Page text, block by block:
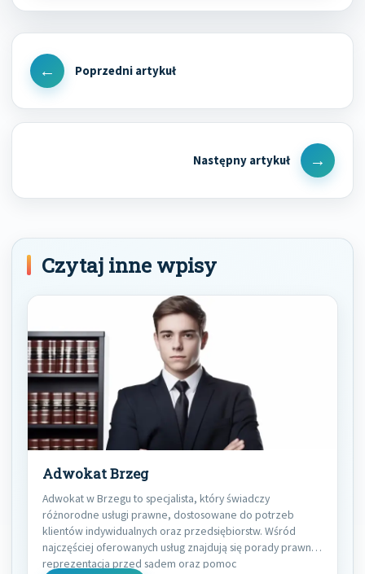
Nawigacja
wpisu
Previous
Next
Post
Czytaj inne wpisy
Adwokat Brzeg
Adwokat w Brzegu to specjalista, który świadczy
różnorodne usługi prawne, dostosowane do potrzeb
klientów indywidualnych oraz przedsiębiorstw. Wśród
najczęściej oferowanych usług znajdują się porady prawne,
reprezentacja przed sądem oraz pomoc